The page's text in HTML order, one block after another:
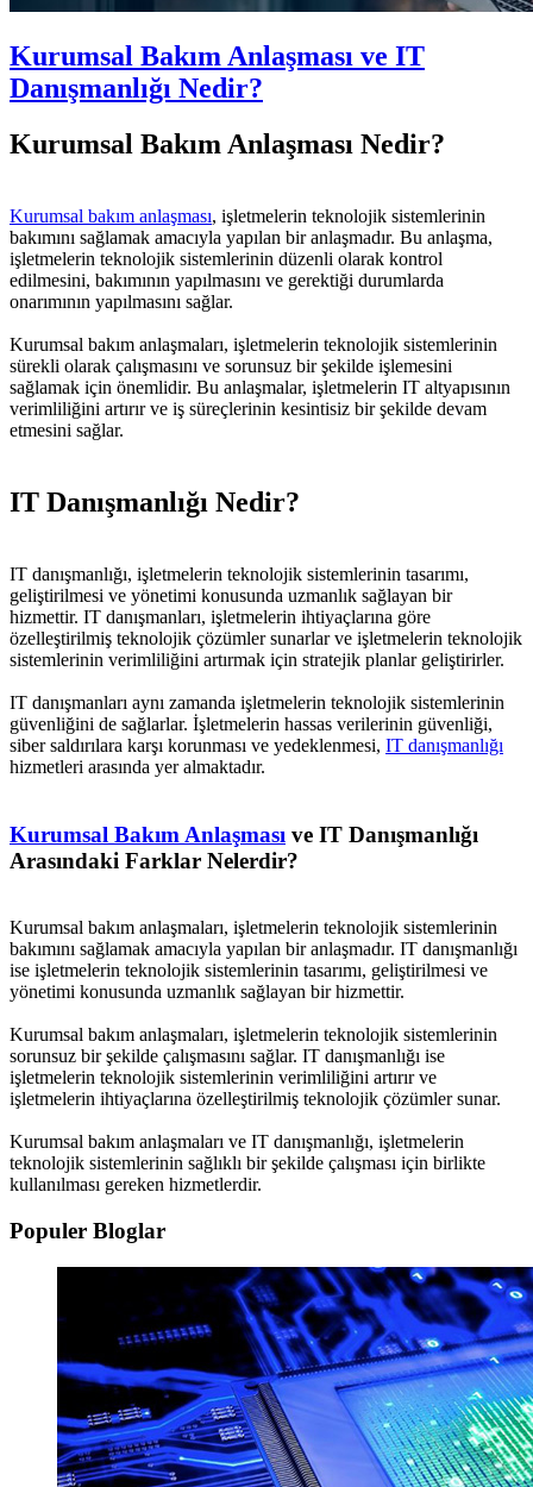
Kurumsal Bakım Anlaşması ve IT
Danışmanlığı Nedir?
Kurumsal Bakım Anlaşması Nedir?
Kurumsal bakım anlaşması, işletmelerin teknolojik sistemlerinin
bakımını sağlamak amacıyla yapılan bir anlaşmadır. Bu anlaşma,
işletmelerin teknolojik sistemlerinin düzenli olarak kontrol
edilmesini, bakımının yapılmasını ve gerektiği durumlarda
onarımının yapılmasını sağlar.
Kurumsal bakım anlaşmaları, işletmelerin teknolojik sistemlerinin
sürekli olarak çalışmasını ve sorunsuz bir şekilde işlemesini
sağlamak için önemlidir. Bu anlaşmalar, işletmelerin IT altyapısının
verimliliğini artırır ve iş süreçlerinin kesintisiz bir şekilde devam
etmesini sağlar.
IT Danışmanlığı Nedir?
IT danışmanlığı, işletmelerin teknolojik sistemlerinin tasarımı,
geliştirilmesi ve yönetimi konusunda uzmanlık sağlayan bir
hizmettir. IT danışmanları, işletmelerin ihtiyaçlarına göre
özelleştirilmiş teknolojik çözümler sunarlar ve işletmelerin teknolojik
sistemlerinin verimliliğini artırmak için stratejik planlar geliştirirler.
IT danışmanları aynı zamanda işletmelerin teknolojik sistemlerinin
güvenliğini de sağlarlar. İşletmelerin hassas verilerinin güvenliği,
siber saldırılara karşı korunması ve yedeklenmesi, IT danışmanlığı
hizmetleri arasında yer almaktadır.
Kurumsal Bakım Anlaşması ve IT Danışmanlığı
Arasındaki Farklar Nelerdir?
Kurumsal bakım anlaşmaları, işletmelerin teknolojik sistemlerinin
bakımını sağlamak amacıyla yapılan bir anlaşmadır. IT danışmanlığı
ise işletmelerin teknolojik sistemlerinin tasarımı, geliştirilmesi ve
yönetimi konusunda uzmanlık sağlayan bir hizmettir.
Kurumsal bakım anlaşmaları, işletmelerin teknolojik sistemlerinin
sorunsuz bir şekilde çalışmasını sağlar. IT danışmanlığı ise
işletmelerin teknolojik sistemlerinin verimliliğini artırır ve
işletmelerin ihtiyaçlarına özelleştirilmiş teknolojik çözümler sunar.
Kurumsal bakım anlaşmaları ve IT danışmanlığı, işletmelerin
teknolojik sistemlerinin sağlıklı bir şekilde çalışması için birlikte
kullanılması gereken hizmetlerdir.
Populer Bloglar